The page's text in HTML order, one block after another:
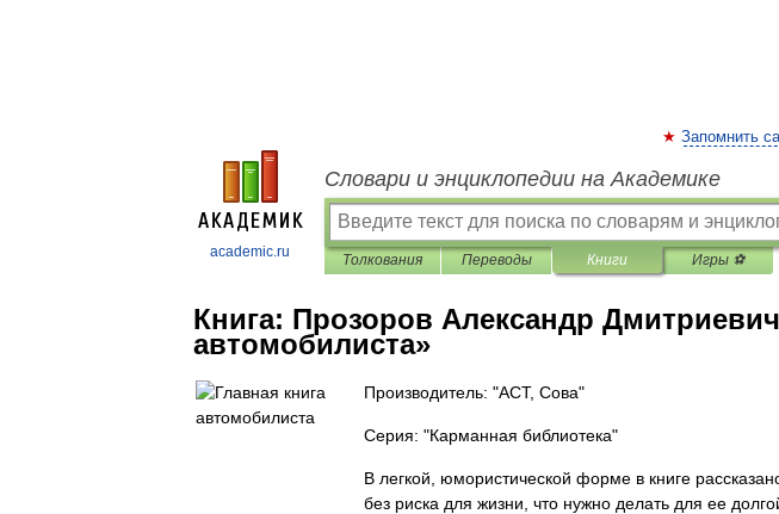
academic.ru
Запомнить
Словари и энциклопедии на Академике
Толкования Переводы Книги Игры ⚽
Книга: Прозоров Александр
автомобилиста»
Производитель: "АСТ, Сова"
Серия: "Карманная библиотека"
В легкой, юмористической форме в книге
без риска для жизни, что нужно делать для ее